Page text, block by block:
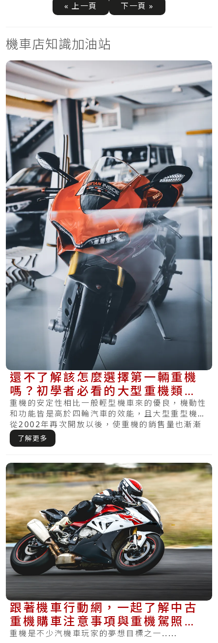
« 上一頁 下一頁 »
機車店知識加油站
還不了解該怎麼選擇第一輛重機
嗎？初學者必看的大型重機類別
的介紹
重機的安定性相比一般輕型機車來的優良，機動性
和功能皆是高於四輪汽車的效能，且大型重型機車
從2002年再次開放以後，使重機的銷售量也漸漸
提.....
了解更多
跟著機車行動網，一起了解中古
重機購車注意事項與重機駕照報
考眉角
重機是不少汽機車玩家的夢想目標之一.....